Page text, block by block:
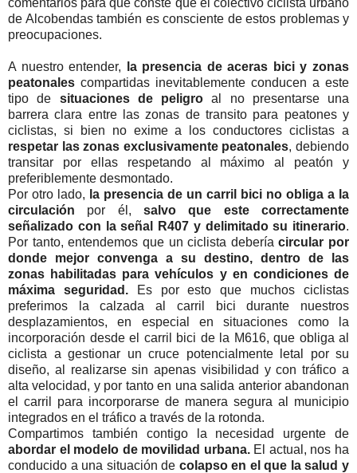
de Alcobendas también es consciente de estos problemas y
preocupaciones.
A nuestro entender,
la presencia de aceras bici y zonas
peatonales compartidas inevitablemente conducen a este
tipo de situaciones de peligroal no presentarse una
barrera clara entre las zonas de transito para peatones y
ciclistas, si bien no exime a los conductores ciclistas a
respetar las zonas exclusivamente peatonales, debiendo
transitar por ellas respetando al máximo al peatón y
preferiblemente desmontado.
Por otro lado, la presencia de un carril bici no obliga a la
circulación por él, salvo que este correctamente
señalizado con la señal R407 y delimitado su itinerario.
Por tanto, entendemos que un ciclista deberíacircular por
donde mejor convenga a su destino, dentro de las
zonas habilitadas para vehículos y en condiciones de
máxima seguridad.
Es por esto que muchos ciclistas
preferimos la calzada al carril bici durante nuestros
desplazamientos, en especial en situaciones como la
incorporación desde el carril bici de la M616, que obliga al
ciclista a gestionar un cruce potencialmente letal por su
diseño, al realizarse sin apenas visibilidad y con tráfico a
alta velocidad, y por tanto en una salida anterior abandonan
el carril para incorporarse de manera segura al municipio
integrados en el tráfico a través de la rotonda.
Compartimos también contigo la necesidad urgente de
abordar el modelo de movilidad urbana.El actual, nos ha
conducido a una situación de colapso en el que la salud y